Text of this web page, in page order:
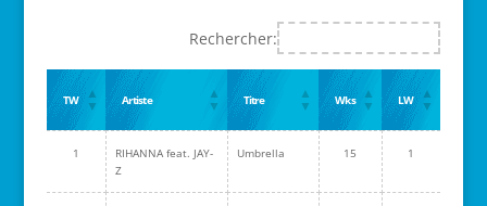
Rechercher:
TW Artiste Titre Wks LW
1
RIHANNA feat. JAY-
Z
Umbrella 15 1